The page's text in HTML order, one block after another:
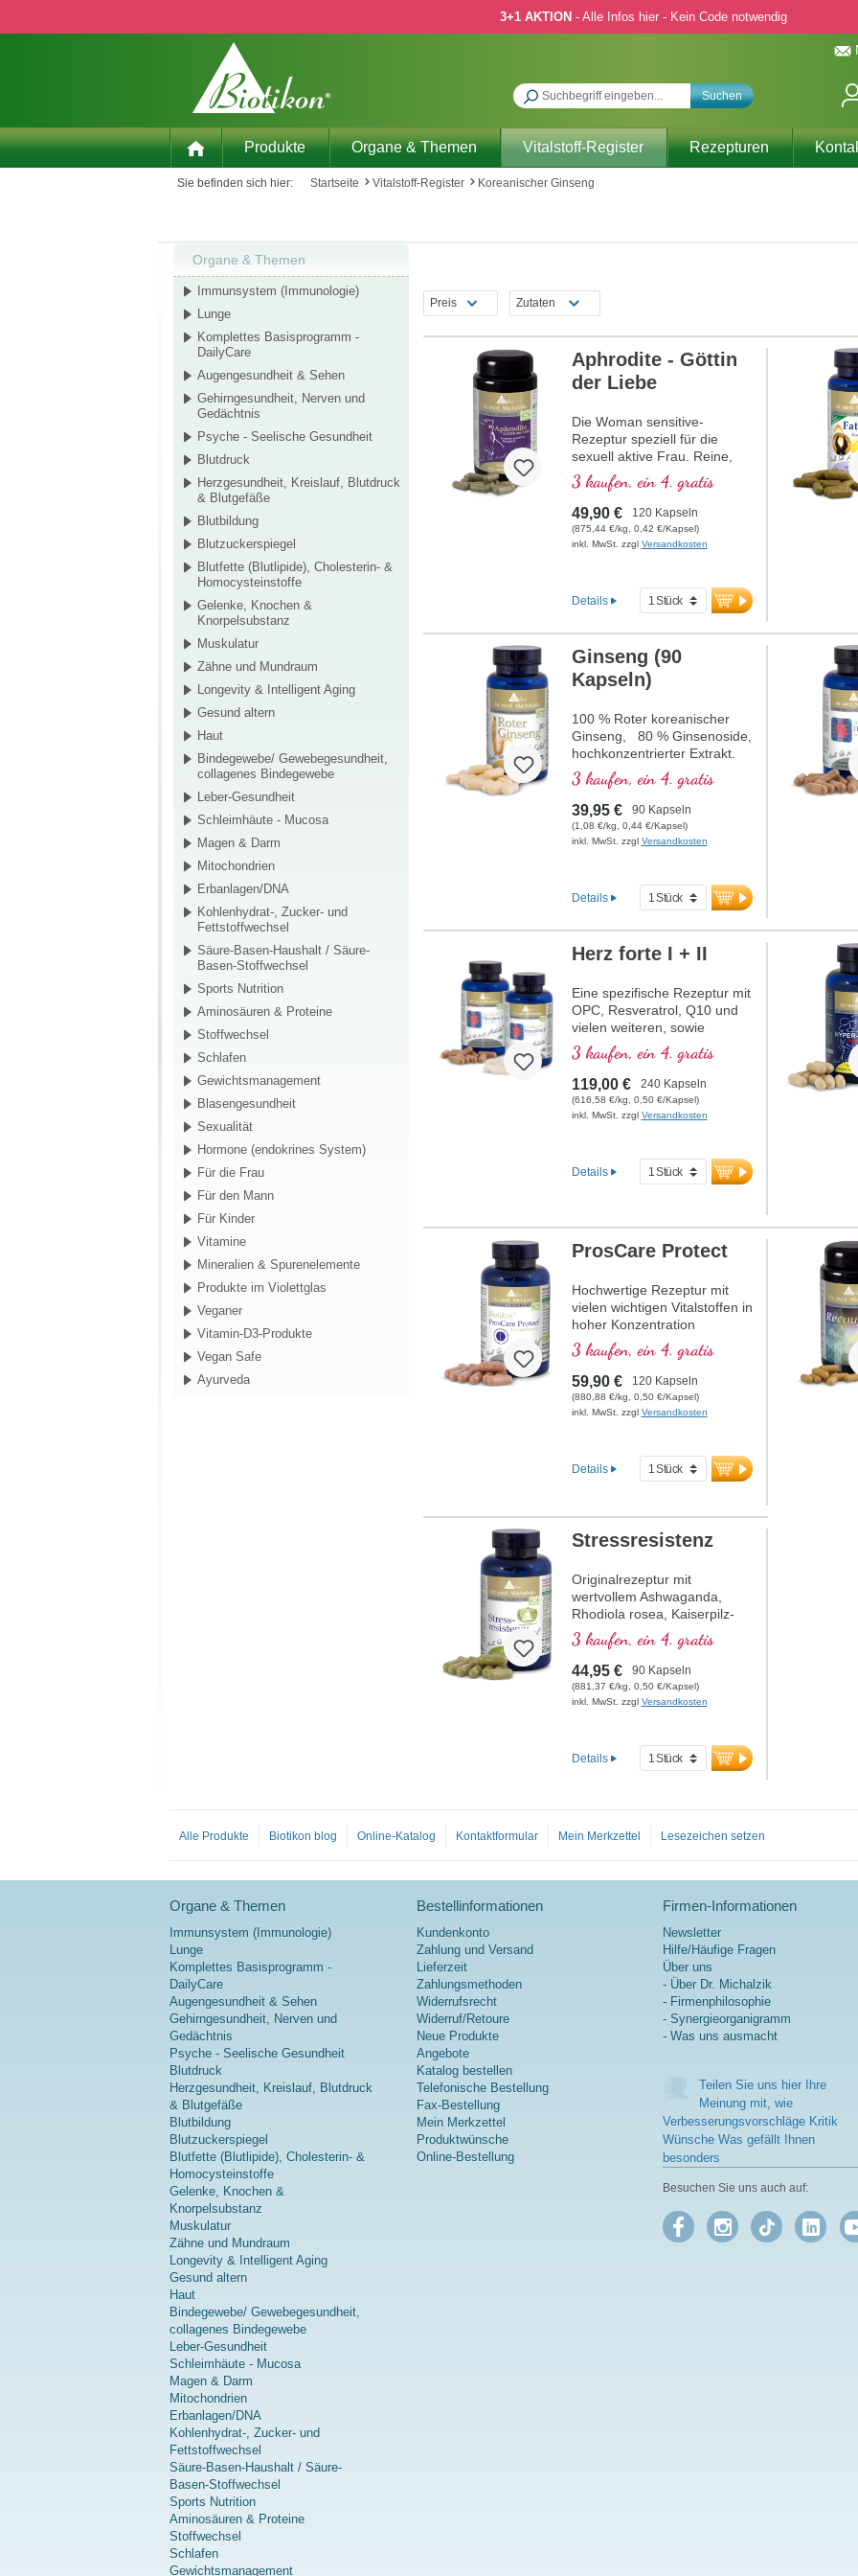
3+1 AKTION - Alle Infos hier - Kein Code notwendig
Suchen
Produkte Organe & Themen Vitalstoff-Register Rezepturen
Sie befinden sich hier: Startseite Vitalstoff-Register Koreanischer Ginseng
Organe & Themen
Immunsystem (Immunologie)
Lunge
Komplettes Basisprogramm -
DailyCare
Augengesundheit & Sehen
Gehirngesundheit, Nerven und
Gedächtnis
Psyche - Seelische Gesundheit
Blutdruck
Herzgesundheit, Kreislauf, Blutdruck
& Blutgefäße
Blutbildung
Blutzuckerspiegel
Blutfette (Blutlipide), Cholesterin- &
Homocysteinstoffe
Gelenke, Knochen &
Knorpelsubstanz
Muskulatur
Zähne und Mundraum
Longevity & Intelligent Aging
Gesund altern
Haut
Bindegewebe/ Gewebegesundheit,
collagenes Bindegewebe
Leber-Gesundheit
Schleimhäute - Mucosa
Magen & Darm
Mitochondrien
Erbanlagen/DNA
Kohlenhydrat-, Zucker- und
Fettstoffwechsel
Säure-Basen-Haushalt / Säure-
Basen-Stoffwechsel
Sports Nutrition
Aminosäuren & Proteine
Stoffwechsel
Schlafen
Gewichtsmanagement
Blasengesundheit
Sexualität
Hormone (endokrines System)
Für die Frau
Für den Mann
Für Kinder
Vitamine
Mineralien & Spurenelemente
Produkte im Violettglas
Veganer
Vitamin-D3-Produkte
Vegan Safe
Ayurveda
Preis Zutaten
Aphrodite - Göttin
der Liebe
Die Woman sensitive-
Rezeptur speziell für die
sexuell aktive Frau. Reine,
aufeinander abgestimmte
Naturstoffe zur Unterstützung
der Weiblichkeit.
3 kaufen, ein 4. gratis
49,90 € 120 Kapseln
(875,44 €/kg, 0,42 €/Kapsel)
inkl. MwSt. zzgl Versandkosten
Details
Ginseng (90
Kapseln)
100 % Roter koreanischer
Ginseng, 80 % Ginsenoside,
hochkonzentrierter Extrakt.
3 kaufen, ein 4. gratis
39,95 € 90 Kapseln
(1,08 €/kg, 0,44 €/Kapsel)
inkl. MwSt. zzgl Versandkosten
Details
Herz forte I + II
Eine spezifische Rezeptur mit
OPC, Resveratrol, Q10 und
vielen weiteren, sowie
Thiamin, welches zu einer
normalen Herzfunktion
beiträgt. (Rezeptur 1 und
Rezeptur 2)
3 kaufen, ein 4. gratis
119,00 € 240 Kapseln
(616,58 €/kg, 0,50 €/Kapsel)
inkl. MwSt. zzgl Versandkosten
Details
ProsCare Protect
Hochwertige Rezeptur mit
vielen wichtigen Vitalstoffen in
hoher Konzentration
3 kaufen, ein 4. gratis
59,90 € 120 Kapseln
(880,88 €/kg, 0,50 €/Kapsel)
inkl. MwSt. zzgl Versandkosten
Details
Stressresistenz
Originalrezeptur mit
wertvollem Ashwaganda,
Rhodiola rosea, Kaiserpilz-
Extrakt, Reishi und
Pantothensäure, welche zu
einer normalen geistigen
Leistung beiträgt. Vitamin E
trägt zum Schutz der Zellen
3 kaufen, ein 4. gratis
44,95 € 90 Kapseln
(881,37 €/kg, 0,50 €/Kapsel)
inkl. MwSt. zzgl Versandkosten
Details
Alle Produkte Biotikon blog Online-Katalog Kontaktformular Mein Merkzettel Lesezeichen setzen
Organe & Themen
Immunsystem (Immunologie)
Lunge
Komplettes Basisprogramm -
DailyCare
Augengesundheit & Sehen
Gehirngesundheit, Nerven und
Gedächtnis
Psyche - Seelische Gesundheit
Blutdruck
Herzgesundheit, Kreislauf, Blutdruck
& Blutgefäße
Blutbildung
Blutzuckerspiegel
Blutfette (Blutlipide), Cholesterin- &
Homocysteinstoffe
Gelenke, Knochen &
Knorpelsubstanz
Muskulatur
Zähne und Mundraum
Longevity & Intelligent Aging
Gesund altern
Haut
Bindegewebe/ Gewebegesundheit,
collagenes Bindegewebe
Leber-Gesundheit
Schleimhäute - Mucosa
Magen & Darm
Mitochondrien
Erbanlagen/DNA
Kohlenhydrat-, Zucker- und
Fettstoffwechsel
Säure-Basen-Haushalt / Säure-
Basen-Stoffwechsel
Sports Nutrition
Aminosäuren & Proteine
Stoffwechsel
Schlafen
Gewichtsmanagement
Bestellinformationen
Kundenkonto
Zahlung und Versand
Lieferzeit
Zahlungsmethoden
Widerrufsrecht
Widerruf/Retoure
Neue Produkte
Angebote
Katalog bestellen
Telefonische Bestellung
Fax-Bestellung
Mein Merkzettel
Produktwünsche
Online-Bestellung
Firmen-Informationen
Newsletter
Hilfe/Häufige Fragen
Über uns
- Über Dr. Michalzik
- Firmenphilosophie
- Synergieorganigramm
- Was uns ausmacht
Teilen Sie uns hier Ihre
Meinung mit, wie
Verbesserungsvorschläge Kritik
Wünsche Was gefällt Ihnen
besonders
Besuchen Sie uns auch auf: